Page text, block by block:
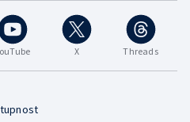
X Threads